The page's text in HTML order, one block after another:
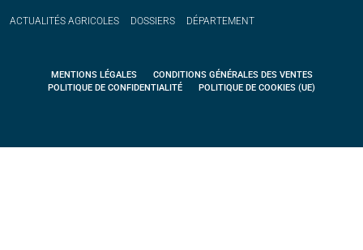
ACTUALITÉS AGRICOLES DOSSIERS DÉPARTEMENT
MENTIONS LÉGALES
CONDITIONS GÉNÉRALES DES VENTES
POLITIQUE DE CONFIDENTIALITÉ
POLITIQUE DE COOKIES (UE)